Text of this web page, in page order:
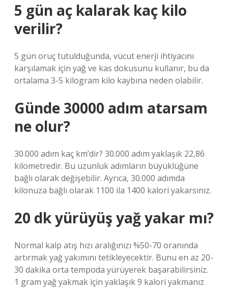
5 gün aç kalarak kaç kilo
verilir?
5 gün oruç tutulduğunda, vücut enerji ihtiyacını
karşılamak için yağ ve kas dokusunu kullanır, bu da
ortalama 3-5 kilogram kilo kaybına neden olabilir.
Günde 30000 adım atarsam
ne olur?
30.000 adım kaç km’dir? 30.000 adım yaklaşık 22,86
kilometredir. Bu uzunluk adımların büyüklüğüne
bağlı olarak değişebilir. Ayrıca, 30.000 adımda
kilonuza bağlı olarak 1100 ila 1400 kalori yakarsınız.
20 dk yürüyüş yağ yakar mı?
Normal kalp atış hızı aralığınızı %50-70 oranında
artırmak yağ yakımını tetikleyecektir. Bunu en az 20-
30 dakika orta tempoda yürüyerek başarabilirsiniz.
1 gram yağ yakmak için yaklaşık 9 kalori yakmanız